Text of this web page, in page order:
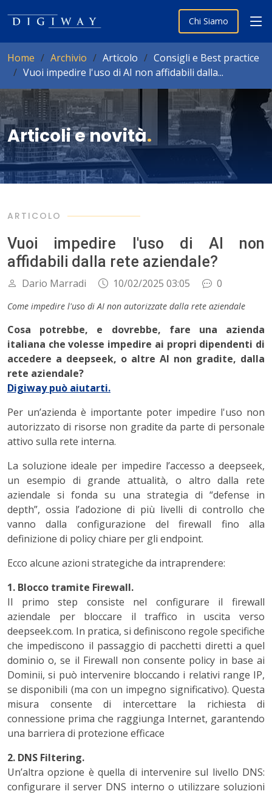
Chi Siamo
Home Archivio Articolo
Consigli e Best practice
Vuoi impedire l'uso di AI non affidabili dalla...
Articoli e novità.
ARTICOLO
Vuoi impedire l'uso di AI non
affidabili dalla rete aziendale?
Dario Marradi 10/02/2025 03:05 0
Come impedire l'uso di AI non autorizzate dalla rete aziendale
Cosa potrebbe, e dovrebbe, fare una azienda
italiana che volesse impedire ai propri dipendenti di
accedere a deepseek, o altre AI non gradite, dalla
rete aziendale?
Digiway può aiutarti.
Per un’azienda è importante poter impedire l'uso non
autorizzato di risorse non gradite da parte di personale
attivo sulla rete interna.
La soluzione ideale per impedire l’accesso a deepseek,
un esempio di grande attualità, o altro dalla rete
aziendale si fonda su una strategia di “defense in
depth”, ossia l’adozione di più livelli di controllo che
vanno dalla configurazione del firewall fino alla
definizione di policy chiare per gli endpoint.
Ecco alcune azioni strategiche da intraprendere:
1. Blocco tramite Firewall.
Il primo step consiste nel configurare il firewall
aziendale per bloccare il traffico in uscita verso
deepseek.com. In pratica, si definiscono regole specifiche
che impediscono il passaggio di pacchetti diretti a quel
dominio o, se il Firewall non consente policy in base ai
Dominii, si può intervenire bloccando i relativi range IP,
se disponibili (ma con un impegno significativo). Questa
misura consente di intercettare la richiesta di
connessione prima che raggiunga Internet, garantendo
una barriera di protezione efficace
2. DNS Filtering.
Un’altra opzione è quella di intervenire sul livello DNS:
configurare il server DNS interno o utilizzare soluzioni